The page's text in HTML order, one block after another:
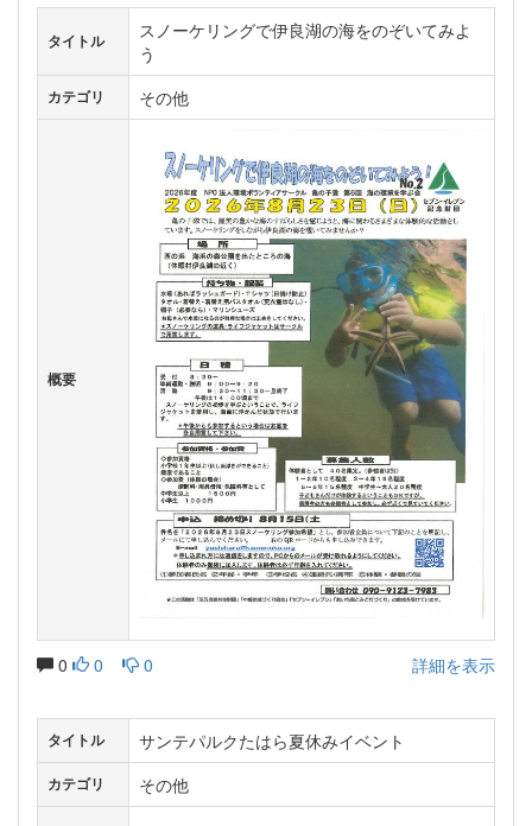
タイトル
スノーケリングで伊良湖の海をのぞいてみよ
う
カテゴリ その他
概要
0 0 0 詳細を表示
タイトル サンテパルクたはら夏休みイベント
カテゴリ その他